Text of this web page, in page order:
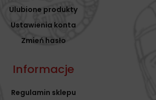
Ulubione produkty
Ustawienia konta
Zmień hasło
Informacje
Regulamin sklepu